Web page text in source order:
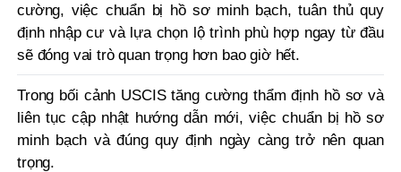
cường, việc chuẩn bị hồ sơ minh bạch, tuân thủ quy
định nhập cư và lựa chọn lộ trình phù hợp ngay từ đầu
sẽ đóng vai trò quan trọng hơn bao giờ hết.
Trong bối cảnh USCIS tăng cường thẩm định hồ sơ và
liên tục cập nhật hướng dẫn mới, việc chuẩn bị hồ sơ
minh bạch và đúng quy định ngày càng trở nên quan
trọng.